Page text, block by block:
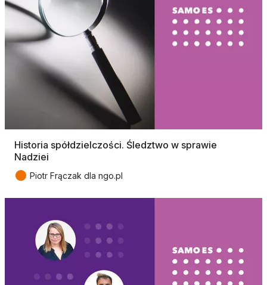
Historia spółdzielczości. Śledztwo w sprawie
Nadziei
● Piotr Frączak dla ngo.pl